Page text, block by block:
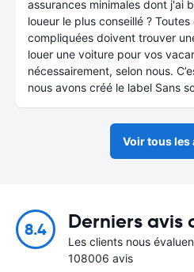
assurances minimales dont j'ai
loueur le plus conseillé ?
compliquées doivent trouver
louer une voiture pour vos
nécessairement, selon nous.
nous avons créé le label Sans
Voir tous les
8.4 Derniers avis
Les clients nous
108006 avis